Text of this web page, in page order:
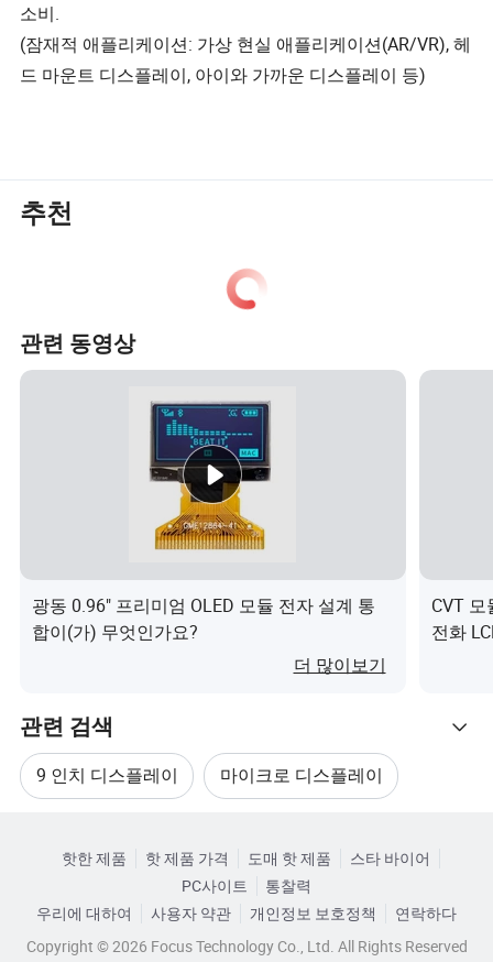
소비.
(잠재적 애플리케이션: 가상 현실 애플리케이션(AR/VR), 헤
드 마운트 디스플레이, 아이와 가까운 디스플레이 등)
추천
관련 동영상
광동 0.96" 프리미엄 OLED 모듈 전자 설계 통
합이(가) 무엇인가요?
더 많이보기
CVT
전화
관련 검색
9 인치 디스플레이 마이크로 디스플레이
올레드 화면 디스플레이 LCD 디스플레이 OLED
핫한 제품 핫 제품 가격 도매 핫 제품
스타 바이어
PC사이트
통찰력
우리에 대하여
사용자 약관 개인정보 보호정책
연락하다
Copyright © 2026 Focus Technology Co., Ltd. All Rights Reserved